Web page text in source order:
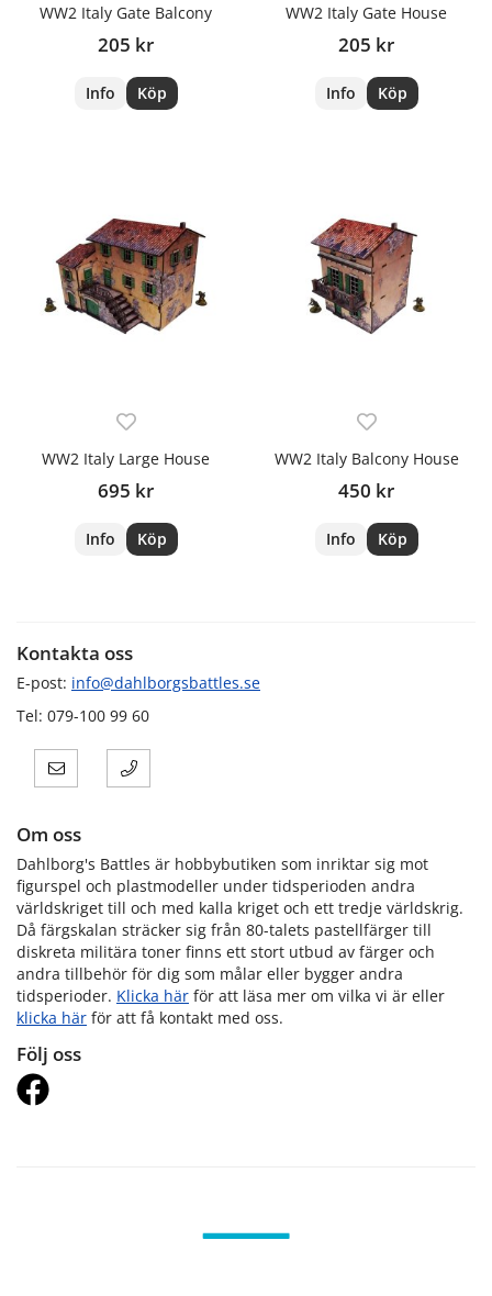
WW2 Italy Gate Balcony
205 kr
Info Köp
WW2 Italy Gate House
205 kr
Info Köp
WW2 Italy Large House
695 kr
Info Köp
WW2 Italy Balcony House
450 kr
Info Köp
Kontakta oss
E-post: info@dahlborgsbattles.se
Tel: 079-100 99 60
Om oss
Dahlborg's Battles är hobbybutiken som inriktar sig mot
figurspel och plastmodeller under tidsperioden andra
världskriget till och med kalla kriget och ett tredje världskrig.
Då färgskalan sträcker sig från 80-talets pastellfärger till
diskreta militära toner finns ett stort utbud av färger och
andra tillbehör för dig som målar eller bygger andra
tidsperioder. Klicka här för att läsa mer om vilka vi är eller
klicka här för att få kontakt med oss.
Följ oss